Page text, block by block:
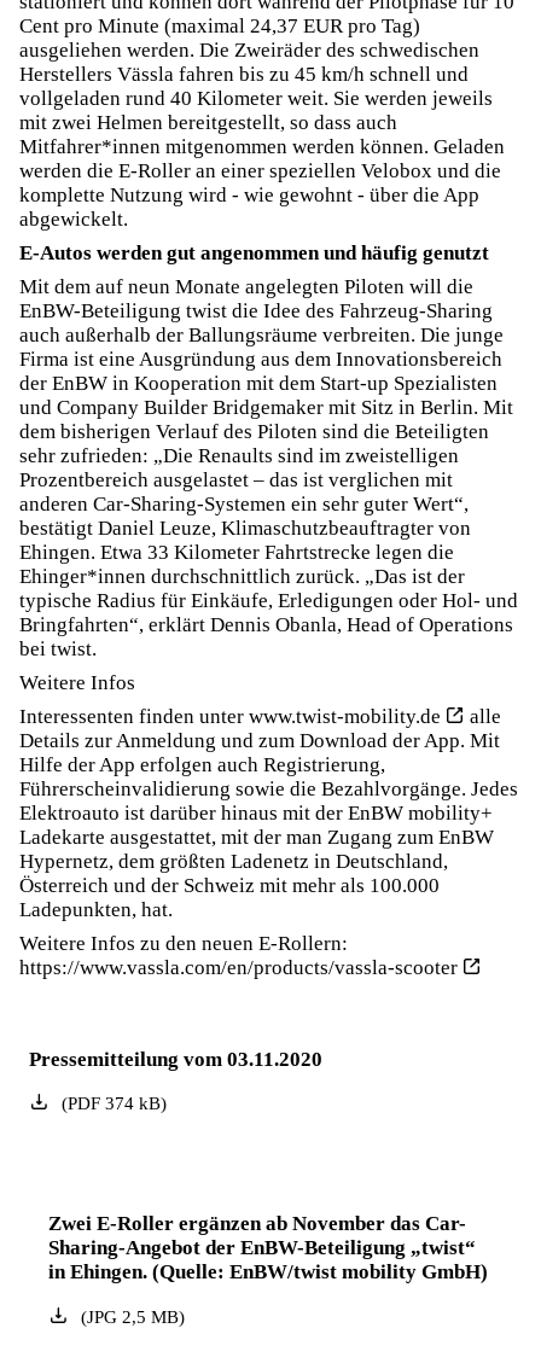
Cent pro Minute (maximal 24,37 EUR pro Tag)
ausgeliehen werden. Die Zweiräder des schwedischen
Herstellers Vässla fahren bis zu 45 km/h schnell und
vollgeladen rund 40 Kilometer weit. Sie werden jeweils
mit zwei Helmen bereitgestellt, so dass auch
Mitfahrer*innen mitgenommen werden können. Geladen
werden die E-Roller an einer speziellen Velobox und die
komplette Nutzung wird - wie gewohnt - über die App
abgewickelt.
E-Autos werden gut angenommen und häufig genutzt
Mit dem auf neun Monate angelegten Piloten will die
EnBW-Beteiligung twist die Idee des Fahrzeug-Sharing
auch außerhalb der Ballungsräume verbreiten. Die junge
Firma ist eine Ausgründung aus dem Innovationsbereich
der EnBW in Kooperation mit dem Start-up Spezialisten
und Company Builder Bridgemaker mit Sitz in Berlin. Mit
dem bisherigen Verlauf des Piloten sind die Beteiligten
sehr zufrieden: „Die Renaults sind im zweistelligen
Prozentbereich ausgelastet – das ist verglichen mit
anderen Car-Sharing-Systemen ein sehr guter Wert“,
bestätigt Daniel Leuze, Klimaschutzbeauftragter von
Ehingen. Etwa 33 Kilometer Fahrtstrecke legen die
Ehinger*innen durchschnittlich zurück. „Das ist der
typische Radius für Einkäufe, Erledigungen oder Hol- und
Bringfahrten“, erklärt Dennis Obanla, Head of Operations
bei twist.
Weitere Infos
Interessenten finden unter www.twist-mobility.de
alle
Details zur Anmeldung und zum Download der App. Mit
Hilfe der App erfolgen auch Registrierung,
Führerscheinvalidierung sowie die Bezahlvorgänge. Jedes
Elektroauto ist darüber hinaus mit der EnBW mobility+
Ladekarte ausgestattet, mit der man Zugang zum EnBW
Hypernetz, dem größten Ladenetz in Deutschland,
Österreich und der Schweiz mit mehr als 100.000
Ladepunkten, hat.
Weitere Infos zu den neuen E-Rollern:
https://www.vassla.com/en/products/vassla-scooter
Pressemitteilung vom 03.11.2020
(PDF374 kB)
Zwei E-Roller ergänzen ab November das Car-
Sharing-Angebot der EnBW-Beteiligung „twist“
in Ehingen. (Quelle: EnBW/twist mobility GmbH)
(JPG2,5 MB)